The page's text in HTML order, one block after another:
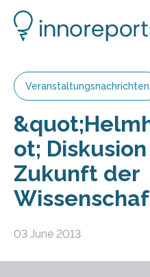
Veranstaltungsnachrichten
ot;
Zukunft der
03 June 2013